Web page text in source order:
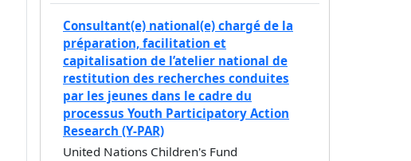
Consultant(e) national(e) chargé de la
préparation, facilitation et
capitalisation de l’atelier national de
restitution des recherches conduites
par les jeunes dans le cadre du
processus Youth Participatory Action
Research (Y-PAR)
United Nations Children's Fund